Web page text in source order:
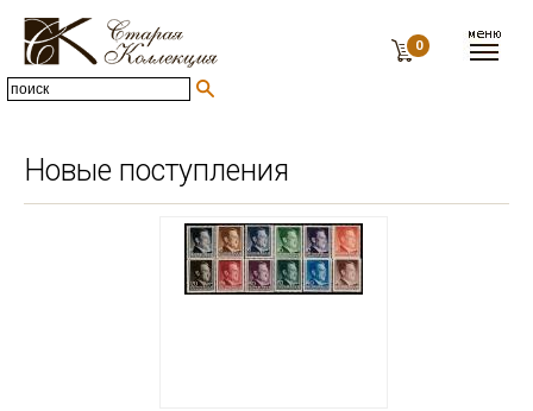
0
Новые поступления